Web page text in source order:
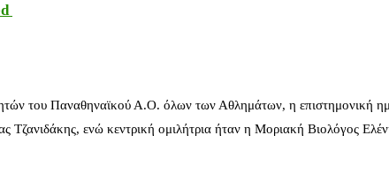
του Παναθηναϊκού Α.Ο. όλων των Αθλημάτων, η επιστημονική
ενώ κεντρική ομιλήτρια ήταν η Μοριακή Βιολόγος